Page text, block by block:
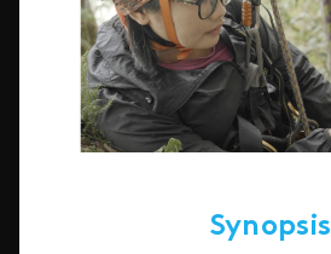
Synopsis